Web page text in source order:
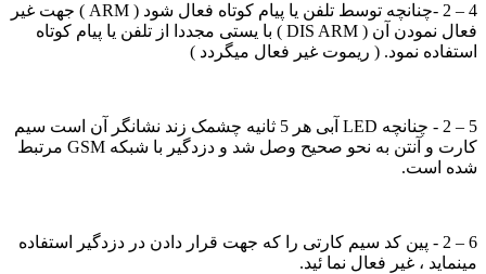
4 – 2 -چنانچه توسط تلفن یا پیام کوتاه فعال شود ( ARM ) جهت غیر
فعال نمودن آن ( DIS ARM ) با یستی مجددا از تلفن یا پیام کوتاه
استفاده نمود. ( ریموت غیر فعال میگردد )
5 – 2 - چنانچه LED آبی هر 5 ثانیه چشمک زند نشانگر آن است سیم
کارت و آنتن به نحو صحیح وصل شد و دزدگیر با شبکه GSM مرتبط
شده است.
6 – 2 - پین کد سیم کارتی را که جهت قرار دادن در دزدگیر استفاده
مینماید ، غیر فعال نما ئید.